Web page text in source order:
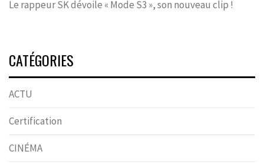
Le rappeur SK dévoile « Mode S3 », son nouveau clip !
CATÉGORIES
ACTU
Certification
CINÉMA